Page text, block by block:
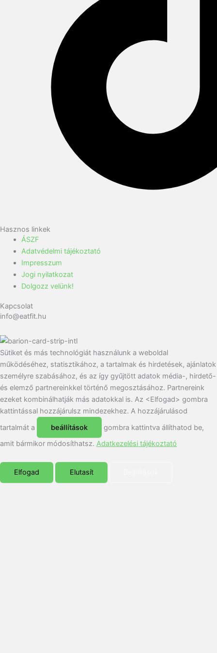
Hasznos linkek
ÁSZF
Adatvédelmi tájékoztató
Impresszum
Jogi nyilatkozat
Dolgozz velünk!
Kapcsolat
info@eatfit.hu
Sütiket és más technológiát használunk a weboldal
működéséhez, statisztikához, a tartalmak és hirdetések, ajánlatok
személyre szabásához, és az így gyűjtött adatok média-, hirdető-
és elemző partnereinkkel történő megosztásához. Partnereink
ezeket kombinálhatják más adatokkal is. Az <Elfogad> gombra
kattintással hozzájárulsz mindezekhez. A hozzájárulásod
tartalmát a
beállítások
gombra kattintva állíthatod be,
amit bármikor módosíthatsz. Adatkezelési tájékoztató
Elfogad Elutasít